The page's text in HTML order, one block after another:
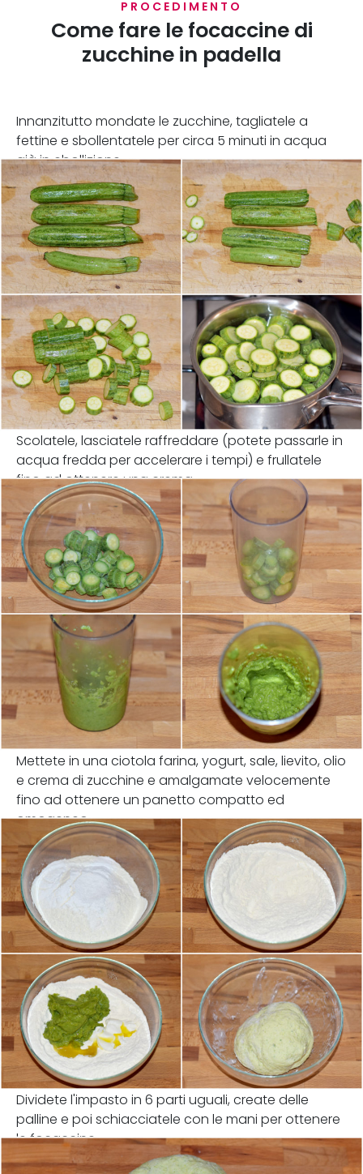
PROCEDIMENTO
Come fare le focaccine di
zucchine in padella
Innanzitutto mondate le zucchine, tagliatele a
fettine e sbollentatele per circa 5 minuti in acqua
già in ebollizione.
Scolatele, lasciatele raffreddare (potete passarle in
acqua fredda per accelerare i tempi) e frullatele
fino ad ottenere una crema.
Mettete in una ciotola farina, yogurt, sale, lievito, olio
e crema di zucchine e amalgamate velocemente
fino ad ottenere un panetto compatto ed
omogeneo.
Dividete l'impasto in 6 parti uguali, create delle
palline e poi schiacciatele con le mani per ottenere
le focaccine.